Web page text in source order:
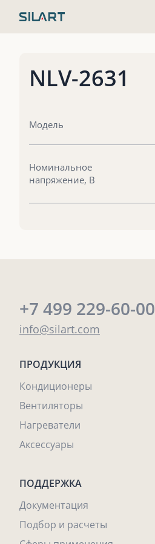
NLV-2631
Модель
Номинальное
напряжение, В
+7 499 229-60-00
info@silart.com
ПРОДУКЦИЯ
Кондиционеры
Вентиляторы
Нагреватели
Аксессуары
ПОДДЕРЖКА
Документация
Подбор и расчеты